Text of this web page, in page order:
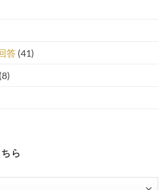
答 (41)
(8)
ら